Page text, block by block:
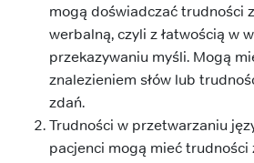
mogą doświadczać trudności
werbalną, czyli z łatwością w
przekazywaniu myśli. Mogą
znalezieniem słów lub
zdań.
Trudności w przetwarzaniu
pacjenci mogą mieć trudności